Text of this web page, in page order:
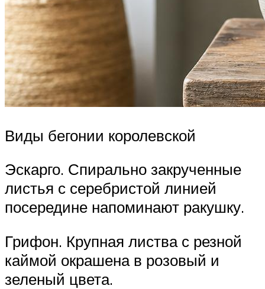
Виды бегонии королевской
Эскарго. Спирально закрученные
листья с серебристой линией
посередине напоминают ракушку.
Грифон. Крупная листва с резной
каймой окрашена в розовый и
зеленый цвета.